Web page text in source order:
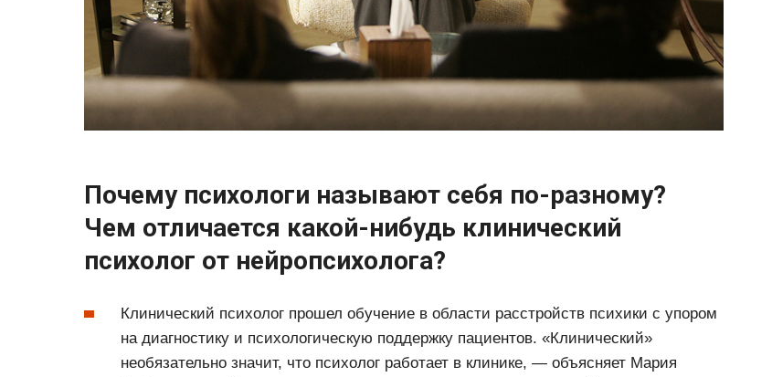
Почему психологи называют себя по-разному?
Чем отличается какой-нибудь клинический
психолог от нейропсихолога?
Клинический психолог прошел обучение в области расстройств психики с упором
на диагностику и психологическую поддержку пациентов. «Клинический»
необязательно значит, что психолог работает в клинике, — объясняет Мария